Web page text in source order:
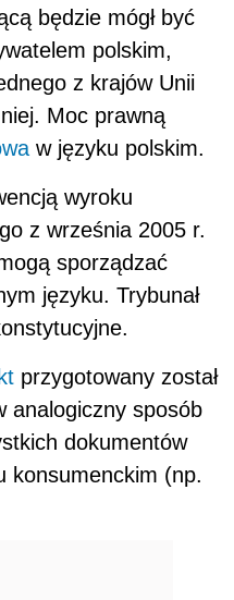
będzie mógł być
polskim,
z krajów Unii
Moc prawną
w języku polskim.
wyroku
z września 2005 r.
sporządzać
języku. Trybunał
przygotowany został
analogiczny sposób
dokumentów
konsumenckim (np.